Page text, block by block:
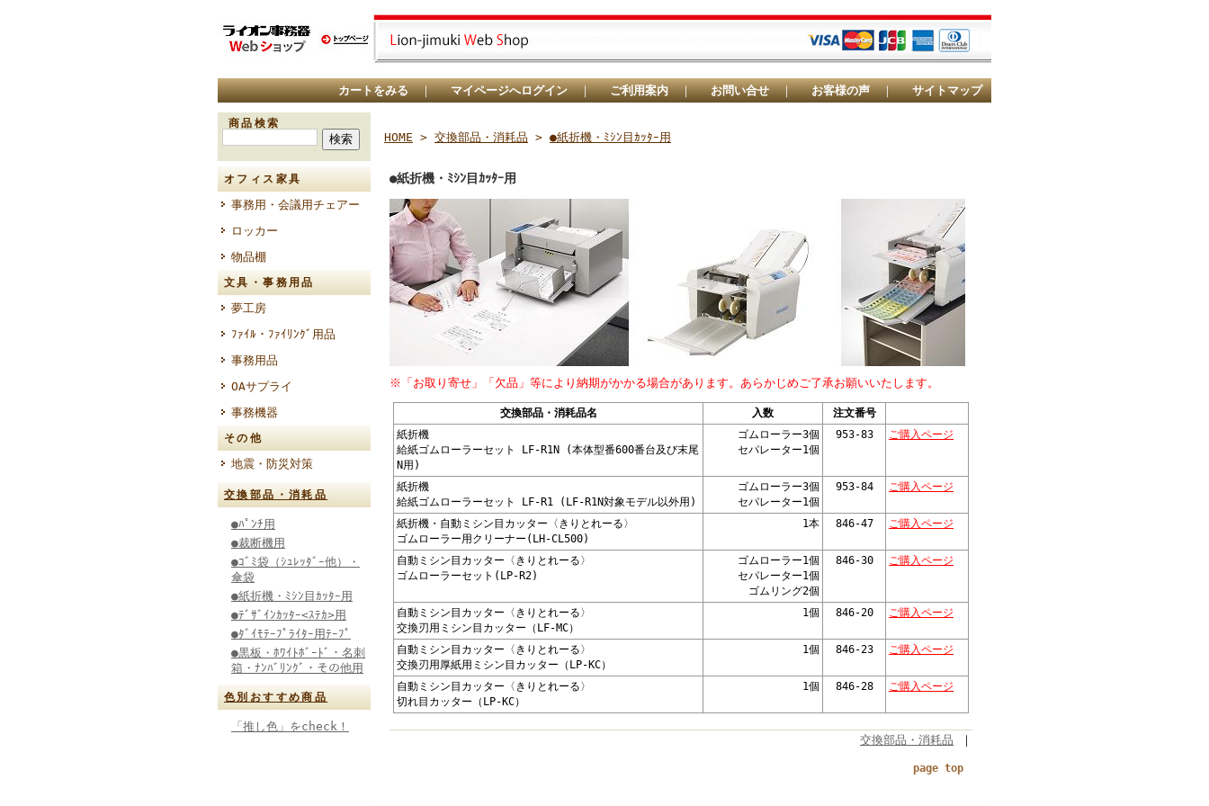
カートをみる ｜ マイページへログイン ｜ ご利用案内 ｜ お問い合せ ｜ お客様の声 ｜ サイトマップ
商品検索
オフィス家具
事務用・会議用チェアー
ロッカー
物品棚
文具・事務用品
夢工房
ﾌｧｲﾙ・ﾌｧｲﾘﾝｸﾞ用品
事務用品
OAサプライ
事務機器
その他
地震・防災対策
交換部品・消耗品
●ﾊﾟﾝﾁ用
●裁断機用
●ｺﾞﾐ袋（ｼｭﾚｯﾀﾞｰ他）・
傘袋
●紙折機・ﾐｼﾝ目ｶｯﾀｰ用
●ﾃﾞｻﾞｲﾝｶｯﾀｰ<ｽﾃｶ>用
●ﾀﾞｲﾓﾃｰﾌﾟﾗｲﾀｰ用ﾃｰﾌﾟ
●黒板・ﾎﾜｲﾄﾎﾞｰﾄﾞ・名刺
箱・ﾅﾝﾊﾞﾘﾝｸﾞ・その他用
色別おすすめ商品
「推し色」をcheck！
HOME > 交換部品・消耗品 > ●紙折機・ﾐｼﾝ目ｶｯﾀｰ用
●紙折機・ﾐｼﾝ目ｶｯﾀｰ用
※「お取り寄せ」「欠品」等により納期がかかる場合があります。あらかじめご了承お願いいたします。
交換部品・消耗品名 入数
注文番号
紙折機
給紙ゴムローラーセット LF-R1N (本体型番600番台及び末尾
N用)
ゴムローラー3個
セパレーター1個
953-83 ご購入ページ
紙折機
給紙ゴムローラーセット LF-R1 (LF-R1N対象モデル以外用)
ゴムローラー3個
セパレーター1個
953-84 ご購入ページ
紙折機・自動ミシン目カッター〈きりとれーる〉
ゴムローラー用クリーナー(LH-CL500)
1本 846-47 ご購入ページ
自動ミシン目カッター〈きりとれーる〉
ゴムローラーセット(LP-R2)
ゴムローラー1個
セパレーター1個
ゴムリング2個
846-30 ご購入ページ
自動ミシン目カッター〈きりとれーる〉
交換刃用ミシン目カッター（LF-MC）
1個 846-20 ご購入ページ
自動ミシン目カッター〈きりとれーる〉
交換刃用厚紙用ミシン目カッター（LP-KC）
1個 846-23 ご購入ページ
自動ミシン目カッター〈きりとれーる〉
切れ目カッター（LP-KC）
1個 846-28 ご購入ページ
交換部品・消耗品 ｜
page top